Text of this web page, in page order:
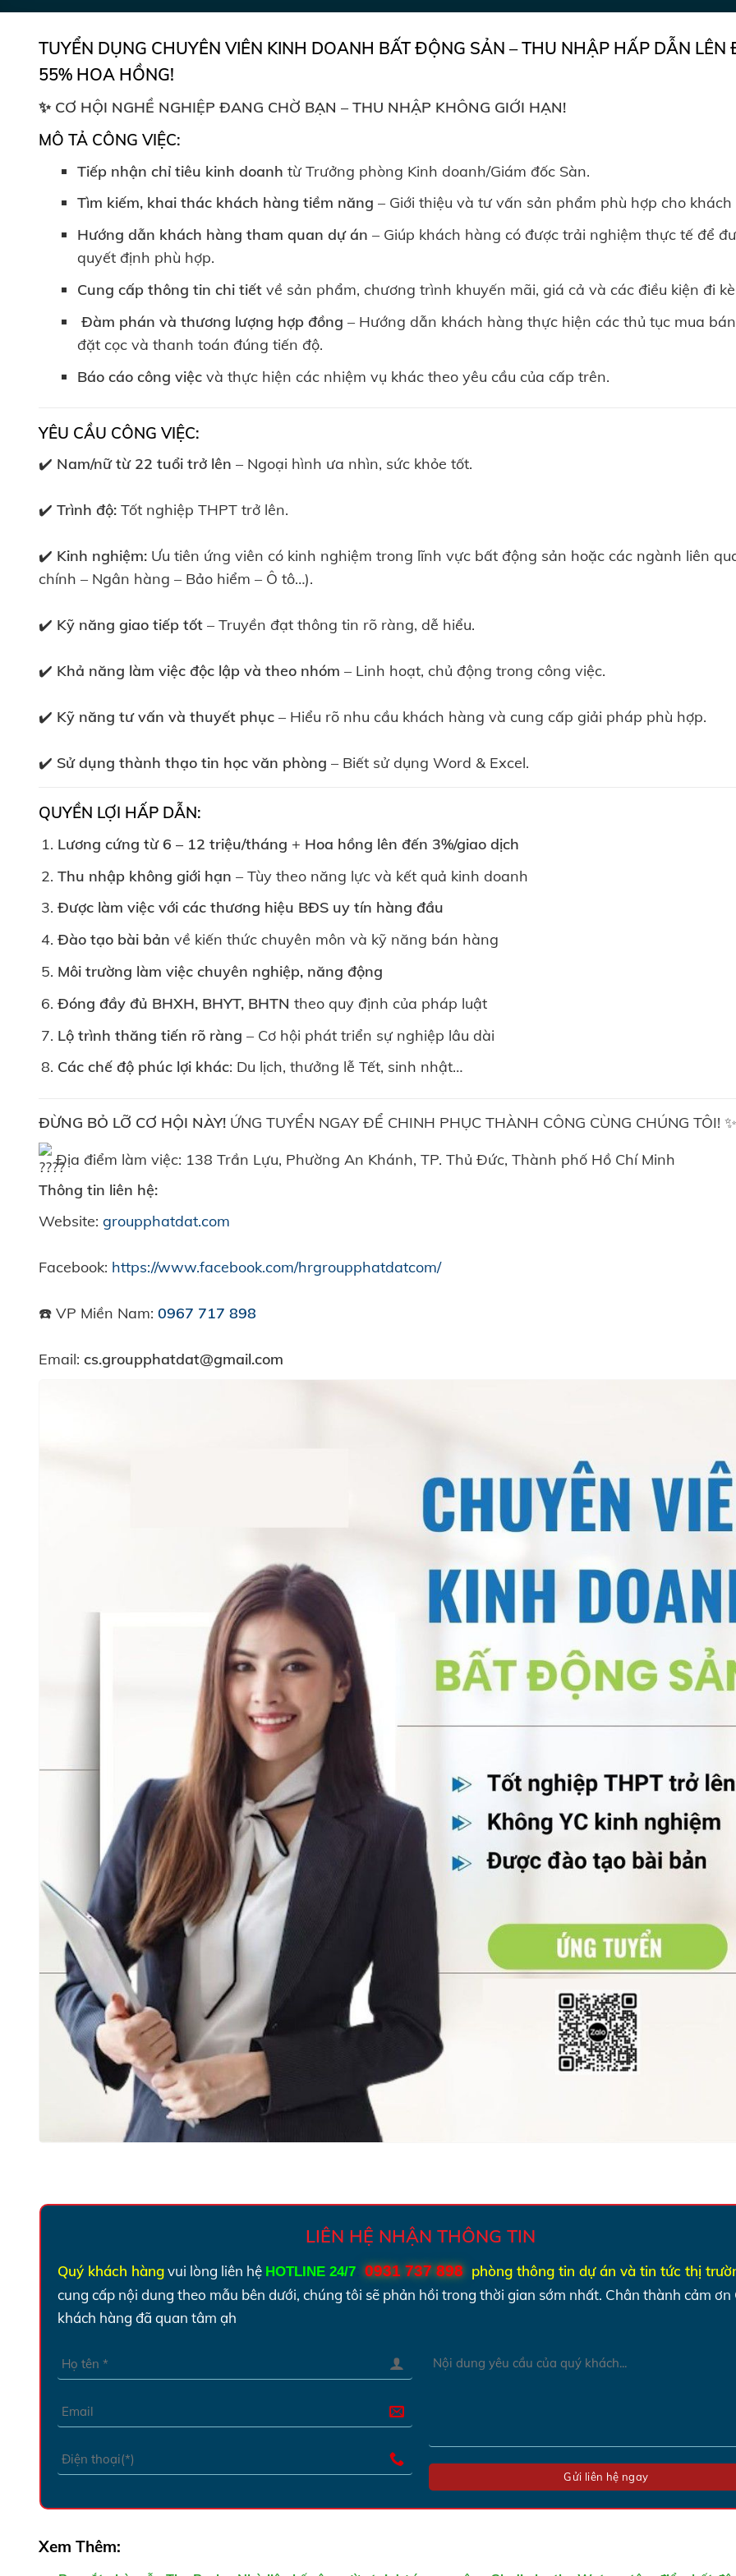
TUYỂN DỤNG CHUYÊN VIÊN KINH DOANH BẤT ĐỘNG SẢN – THU NHẬP HẤP DẪN LÊN
55% HOA HỒNG!
✨ CƠ HỘI NGHỀ NGHIỆP ĐANG CHỜ BẠN – THU NHẬP KHÔNG GIỚI HẠN!
MÔ TẢ CÔNG VIỆC:
Tiếp nhận chỉ tiêu kinh doanh từ Trưởng phòng Kinh doanh/Giám đốc Sàn.
Tìm kiếm, khai thác khách hàng tiềm năng – Giới thiệu và tư vấn sản phẩm phù hợp cho
Hướng dẫn khách hàng tham quan dự án – Giúp khách hàng có được trải nghiệm thực tế để
quyết định phù hợp.
Cung cấp thông tin chi tiết về sản phẩm, chương trình khuyến mãi, giá cả và các điều kiện đi
Đàm phán và thương lượng hợp đồng – Hướng dẫn khách hàng thực hiện các thủ tục mua
đặt cọc và thanh toán đúng tiến độ.
Báo cáo công việc và thực hiện các nhiệm vụ khác theo yêu cầu của cấp trên.
YÊU CẦU CÔNG VIỆC:
✔️ Nam/nữ từ 22 tuổi trở lên – Ngoại hình ưa nhìn, sức khỏe tốt.
✔️ Trình độ: Tốt nghiệp THPT trở lên.
✔️ Kinh nghiệm: Ưu tiên ứng viên có kinh nghiệm trong lĩnh vực bất động sản hoặc các ngành liên
chính – Ngân hàng – Bảo hiểm – Ô tô…).
✔️ Kỹ năng giao tiếp tốt – Truyền đạt thông tin rõ ràng, dễ hiểu.
✔️ Khả năng làm việc độc lập và theo nhóm – Linh hoạt, chủ động trong công việc.
✔️ Kỹ năng tư vấn và thuyết phục – Hiểu rõ nhu cầu khách hàng và cung cấp giải pháp phù hợp.
✔️ Sử dụng thành thạo tin học văn phòng – Biết sử dụng Word & Excel.
QUYỀN LỢI HẤP DẪN:
Lương cứng từ 6 – 12 triệu/tháng + Hoa hồng lên đến 3%/giao dịch
Thu nhập không giới hạn – Tùy theo năng lực và kết quả kinh doanh
Được làm việc với các thương hiệu BĐS uy tín hàng đầu
Đào tạo bài bản về kiến thức chuyên môn và kỹ năng bán hàng
Môi trường làm việc chuyên nghiệp, năng động
Đóng đầy đủ BHXH, BHYT, BHTN theo quy định của pháp luật
Lộ trình thăng tiến rõ ràng – Cơ hội phát triển sự nghiệp lâu dài
Các chế độ phúc lợi khác: Du lịch, thưởng lễ Tết, sinh nhật…
ĐỪNG BỎ LỠ CƠ HỘI NÀY! ỨNG TUYỂN NGAY ĐỂ CHINH PHỤC THÀNH CÔNG CÙNG CHÚNG TÔI! ✨
Địa điểm làm việc: 138 Trần Lựu, Phường An Khánh, TP. Thủ Đức, Thành phố Hồ Chí Minh
Thông tin liên hệ:
Website: groupphatdat.com
Facebook: https://www.facebook.com/hrgroupphatdatcom/
☎️ VP Miền Nam: 0967 717 898
Email: cs.groupphatdat@gmail.com
LIÊN HỆ NHẬN THÔNG TIN
Quý khách hàngvui lòng liên hệ HOTLINE 24/7 0931 737 898 phòng thông tin dự án và tin tức thị
cung cấp nội dung theo mẫu bên dưới, chúng tôi sẽ phản hồi trong thời gian sớm nhất. Chân thành cảm ơn
khách hàng đã quan tâm ạh
Xem Thêm: